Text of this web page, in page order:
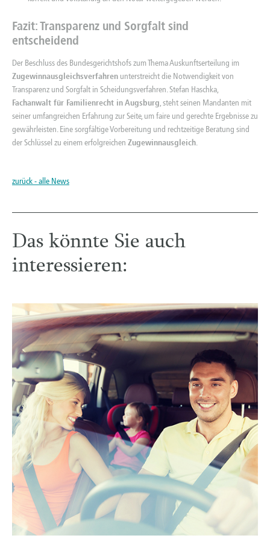
Fazit: Transparenz und Sorgfalt sind
entscheidend
Der Beschluss des Bundesgerichtshofs zum Thema Auskunftserteilung im
Zugewinnausgleichsverfahren unterstreicht die Notwendigkeit von
Transparenz und Sorgfalt in Scheidungsverfahren. Stefan Haschka,
Fachanwalt für Familienrecht in Augsburg, steht seinen Mandanten mit
seiner umfangreichen Erfahrung zur Seite, um faire und gerechte Ergebnisse zu
gewährleisten. Eine sorgfältige Vorbereitung und rechtzeitige Beratung sind
der Schlüssel zu einem erfolgreichen Zugewinnausgleich.
zurück - alle News
Das könnte Sie auch
interessieren: